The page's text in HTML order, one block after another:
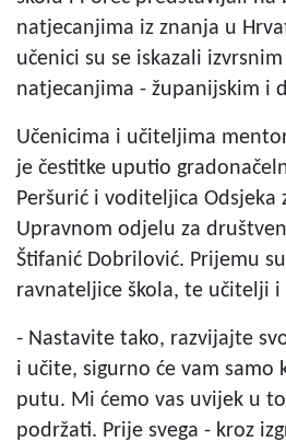
natjecanjima iz znanja u
učenici su se iskazali
natjecanjima - županijskim i
Učenicima i učiteljima
je čestitke uputio
Peršurić i voditeljica Odsjeka
Upravnom odjelu za
Štifanić Dobrilović. Prijemu
ravnateljice škola, te učitelji
- Nastavite tako, razvijajte
i učite, sigurno će vam samo
putu. Mi ćemo vas uvijek u
podržati. Prije svega - kroz